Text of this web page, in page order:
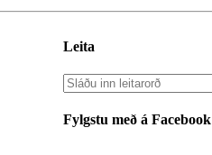
Leita
Fylgstu með á Facebook